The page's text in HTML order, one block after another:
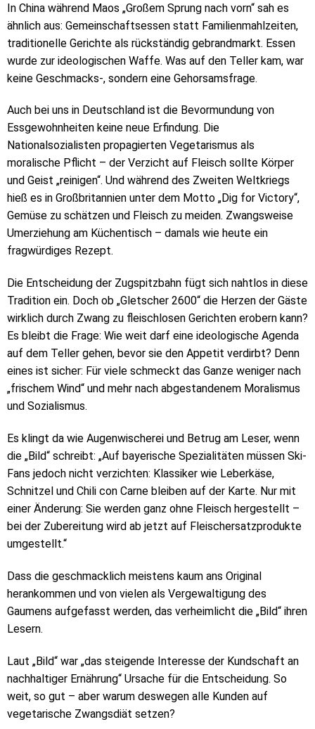
In China während Maos „Großem Sprung nach vorn“ sah es
ähnlich aus: Gemeinschaftsessen statt Familienmahlzeiten,
traditionelle Gerichte als rückständig gebrandmarkt. Essen
wurde zur ideologischen Waffe. Was auf den Teller kam, war
keine Geschmacks-, sondern eine Gehorsamsfrage.
Auch bei uns in Deutschland ist die Bevormundung von
Essgewohnheiten keine neue Erfindung. Die
Nationalsozialisten propagierten Vegetarismus als
moralische Pflicht – der Verzicht auf Fleisch sollte Körper
und Geist „reinigen“. Und während des Zweiten Weltkriegs
hieß es in Großbritannien unter dem Motto „Dig for Victory“,
Gemüse zu schätzen und Fleisch zu meiden. Zwangsweise
Umerziehung am Küchentisch – damals wie heute ein
fragwürdiges Rezept.
Die Entscheidung der Zugspitzbahn fügt sich nahtlos in diese
Tradition ein. Doch ob „Gletscher 2600“ die Herzen der Gäste
wirklich durch Zwang zu fleischlosen Gerichten erobern kann?
Es bleibt die Frage: Wie weit darf eine ideologische Agenda
auf dem Teller gehen, bevor sie den Appetit verdirbt? Denn
eines ist sicher: Für viele schmeckt das Ganze weniger nach
„frischem Wind“ und mehr nach abgestandenem Moralismus
und Sozialismus.
Es klingt da wie Augenwischerei und Betrug am Leser, wenn
die „Bild“ schreibt: „Auf bayerische Spezialitäten müssen Ski-
Fans jedoch nicht verzichten: Klassiker wie Leberkäse,
Schnitzel und Chili con Carne bleiben auf der Karte. Nur mit
einer Änderung: Sie werden ganz ohne Fleisch hergestellt –
bei der Zubereitung wird ab jetzt auf Fleischersatzprodukte
umgestellt.“
Dass die geschmacklich meistens kaum ans Original
herankommen und von vielen als Vergewaltigung des
Gaumens aufgefasst werden, das verheimlicht die „Bild“ ihren
Lesern.
Laut „Bild“ war „das steigende Interesse der Kundschaft an
nachhaltiger Ernährung“ Ursache für die Entscheidung. So
weit, so gut – aber warum deswegen alle Kunden auf
vegetarische Zwangsdiät setzen?